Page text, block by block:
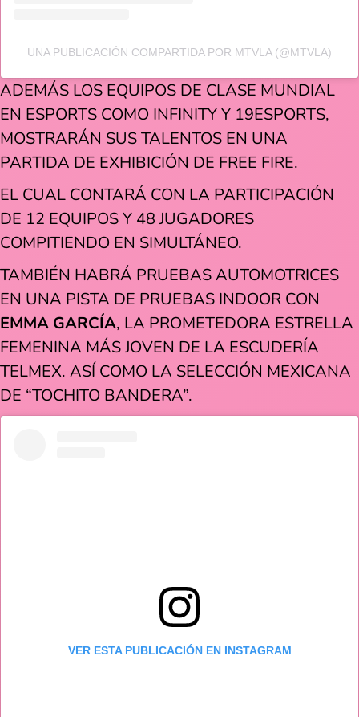
UNA PUBLICACIÓN COMPARTIDA POR MTVLA (@MTVLA)
ADEMÁS LOS EQUIPOS DE CLASE MUNDIAL
EN ESPORTS COMO INFINITY Y 19ESPORTS,
MOSTRARÁN SUS TALENTOS EN UNA
PARTIDA DE EXHIBICIÓN DE FREE FIRE.
EL CUAL CONTARÁ CON LA PARTICIPACIÓN
DE 12 EQUIPOS Y 48 JUGADORES
COMPITIENDO EN SIMULTÁNEO.
TAMBIÉN HABRÁ PRUEBAS AUTOMOTRICES
EN UNA PISTA DE PRUEBAS INDOOR CON
EMMA GARCÍA, LA PROMETEDORA ESTRELLA
FEMENINA MÁS JOVEN DE LA ESCUDERÍA
TELMEX. ASÍ COMO LA SELECCIÓN MEXICANA
DE “TOCHITO BANDERA”.
VER ESTA PUBLICACIÓN EN INSTAGRAM